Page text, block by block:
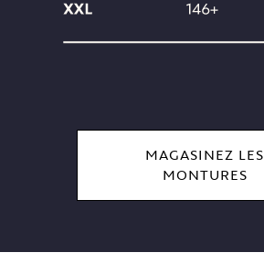
MAGASINEZ LES
MONTURES